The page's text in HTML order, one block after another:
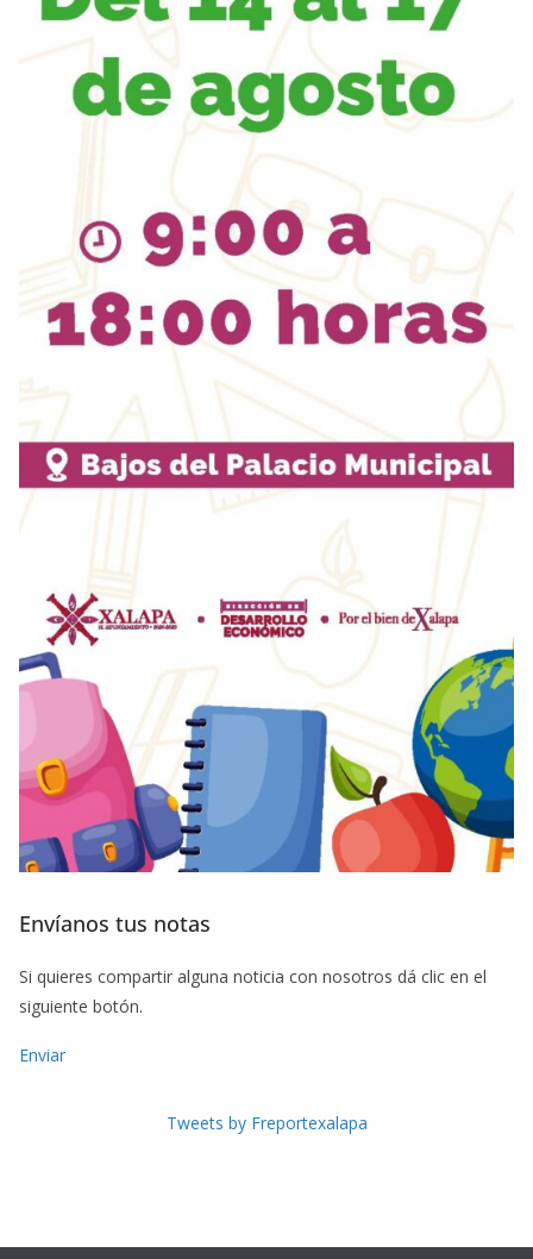
Envíanos tus notas
Si quieres compartir alguna noticia con nosotros dá clic en el
siguiente botón.
Enviar
Tweets by Freportexalapa